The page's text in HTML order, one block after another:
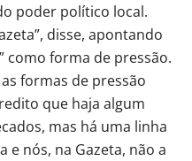
poder político local.
disse, apontando
como forma de pressão.
formas de pressão
que haja algum
mas há uma linha
e nós, na Gazeta, não a